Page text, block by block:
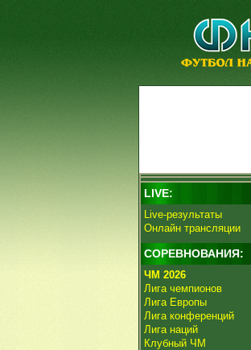
LIVE:
Live-результаты
Онлайн трансляции
СОРЕВНОВАНИЯ:
ЧМ 2026
Лига чемпионов
Лига Европы
Лига конференций
Лига наций
Клубный ЧМ